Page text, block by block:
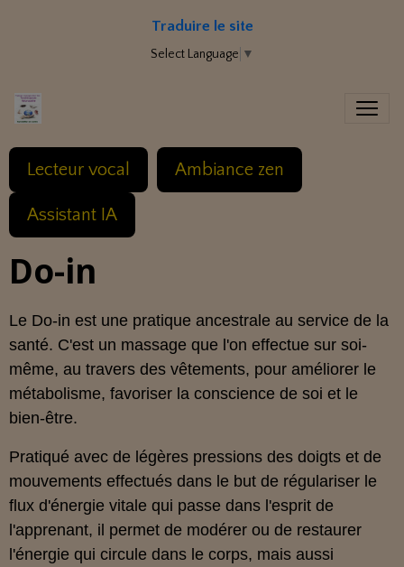
Traduire le site
Select Language ▼
Lecteur vocal Ambiance zen
Assistant IA
Do-in
Le Do-in est une pratique ancestrale au service de la
santé. C'est un massage que l'on effectue sur soi-
même, au travers des vêtements, pour améliorer le
métabolisme, favoriser la conscience de soi et le
bien-être.
Pratiqué avec de légères pressions des doigts et de
mouvements effectués dans le but de régulariser le
flux d'énergie vitale qui passe dans l'esprit de
l'apprenant, il permet de modérer ou de restaurer
l'énergie qui circule dans le corps, mais aussi